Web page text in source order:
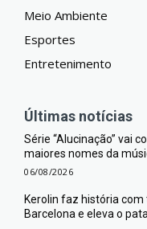
Meio Ambiente
Esportes
Entretenimento
Últimas notícias
Série “Alucinação” vai
maiores nomes da
06/08/2026
Kerolin faz história
Barcelona e eleva o